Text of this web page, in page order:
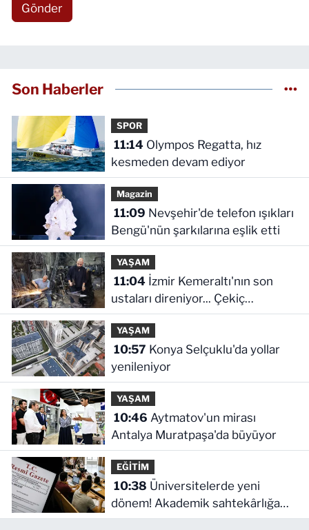
Gönder
Son Haberler
SPOR
11:14Olympos Regatta, hız
kesmeden devam ediyor
Magazin
11:09
Bengü'nün şarkılarına eşlik etti
YAŞAM
11:04İzmir Kemeraltı'nın son
ustaları direniyor... Çekiç
sesleriyle yaşayan miras
YAŞAM
10:57
yenileniyor
YAŞAM
10:46
Antalya Muratpaşa'da büyüyor
EĞİTİM
10:38
dönem! Akademik sahtekârlığa
hapis, öğrencilere dönüş yolu